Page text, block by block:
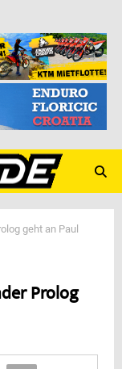
geht an Paul
Prolog